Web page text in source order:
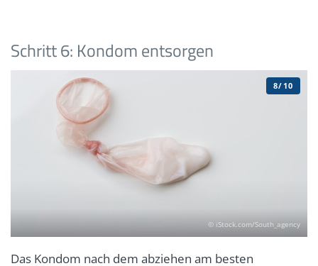
Schritt 6: Kondom entsorgen
© iStock.com/South_agency
8/10
Das Kondom nach dem abziehen am besten